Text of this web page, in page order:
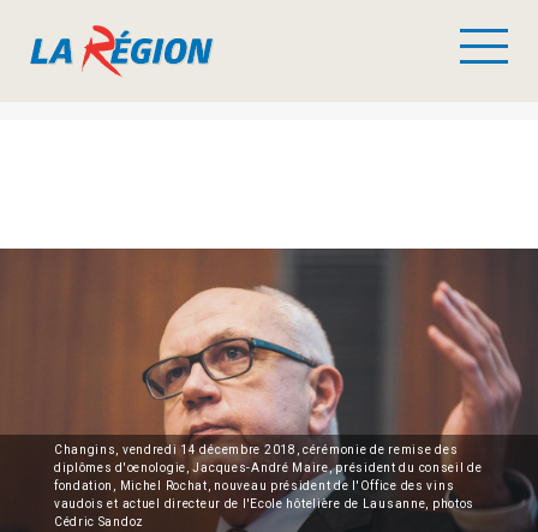
Changins, vendredi 14 décembre 2018, cérémonie de remise des
diplômes d'oenologie, Jacques-André Maire, président du conseil de
fondation, Michel Rochat, nouveau président de l'Office des vins
vaudois et actuel directeur de l'Ecole hôtelière de Lausanne, photos
Cédric Sandoz